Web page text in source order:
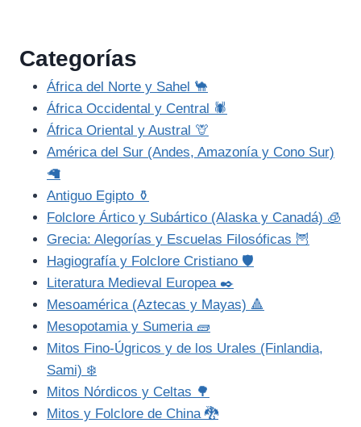
Categorías
África del Norte y Sahel 🐪
África Occidental y Central 🕷️
África Oriental y Austral 🦒
América del Sur (Andes, Amazonía y Cono Sur)
🦙
Antiguo Egipto ⚱️
Folclore Ártico y Subártico (Alaska y Canadá) 🧊
Grecia: Alegorías y Escuelas Filosóficas 🦉
Hagiografía y Folclore Cristiano 🛡️
Literatura Medieval Europea ✒️
Mesoamérica (Aztecas y Mayas) 🔺
Mesopotamia y Sumeria 🧱
Mitos Fino-Úgricos y de los Urales (Finlandia,
Sami) ❄️
Mitos Nórdicos y Celtas 🌳
Mitos y Folclore de China 🐉